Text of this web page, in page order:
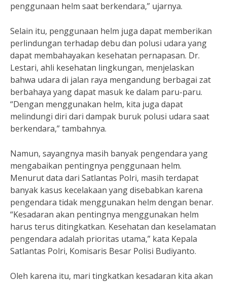
penggunaan helm saat berkendara,” ujarnya.
Selain itu, penggunaan helm juga dapat memberikan
perlindungan terhadap debu dan polusi udara yang
dapat membahayakan kesehatan pernapasan. Dr.
Lestari, ahli kesehatan lingkungan, menjelaskan
bahwa udara di jalan raya mengandung berbagai zat
berbahaya yang dapat masuk ke dalam paru-paru.
“Dengan menggunakan helm, kita juga dapat
melindungi diri dari dampak buruk polusi udara saat
berkendara,” tambahnya.
Namun, sayangnya masih banyak pengendara yang
mengabaikan pentingnya penggunaan helm.
Menurut data dari Satlantas Polri, masih terdapat
banyak kasus kecelakaan yang disebabkan karena
pengendara tidak menggunakan helm dengan benar.
“Kesadaran akan pentingnya menggunakan helm
harus terus ditingkatkan. Kesehatan dan keselamatan
pengendara adalah prioritas utama,” kata Kepala
Satlantas Polri, Komisaris Besar Polisi Budiyanto.
Oleh karena itu, mari tingkatkan kesadaran kita akan